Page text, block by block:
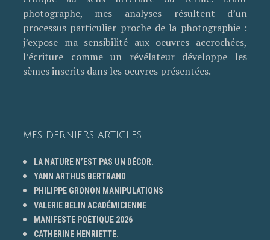
photographe, mes analyses résultent d’un
processus particulier proche de la photographie :
j’expose ma sensibilité aux oeuvres accrochées,
l’écriture comme un révélateur développe les
sèmes inscrits dans les oeuvres présentées.
MES DERNIERS ARTICLES
LA NATURE N’EST PAS UN DÉCOR.
YANN ARTHUS BERTRAND
PHILIPPE GRONON MANIPULATIONS
VALERIE BELIN ACADÉMICIENNE
MANIFESTE POÉTIQUE 2026
CATHERINE HENRIETTE.